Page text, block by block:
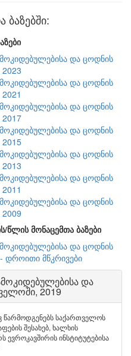
ბაზებში:
და ცოდნის
და ცოდნის
და ცოდნის
და ცოდნის
და ცოდნის
და ცოდნის
და ცოდნის
წლის მონაცემთა ბაზები
და ცოდნის
დროითი მწკრივები
და
2019
წარმოდგენებს საქართველოს
შესახებ, ხალხის
ინსტიტუტებისა